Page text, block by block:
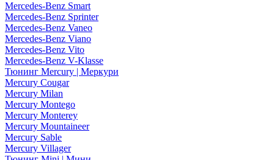
Mercedes-Benz Smart
Mercedes-Benz Sprinter
Mercedes-Benz Vaneo
Mercedes-Benz Viano
Mercedes-Benz Vito
Mercedes-Benz V-Klasse
Тюнинг Mercury | Меркури
Mercury Cougar
Mercury Milan
Mercury Montego
Mercury Monterey
Mercury Mountaineer
Mercury Sable
Mercury Villager